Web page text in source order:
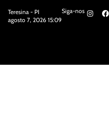
Teresina - PI
agosto 7, 2026 15:09
Siga-nos